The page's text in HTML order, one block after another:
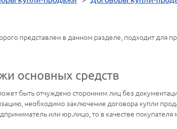
представлен в данном разделе, подходит для
основных средств
быть отчуждено сторонним лиц без
необходимо заключение договора купли
или юр.лицо, то в качестве